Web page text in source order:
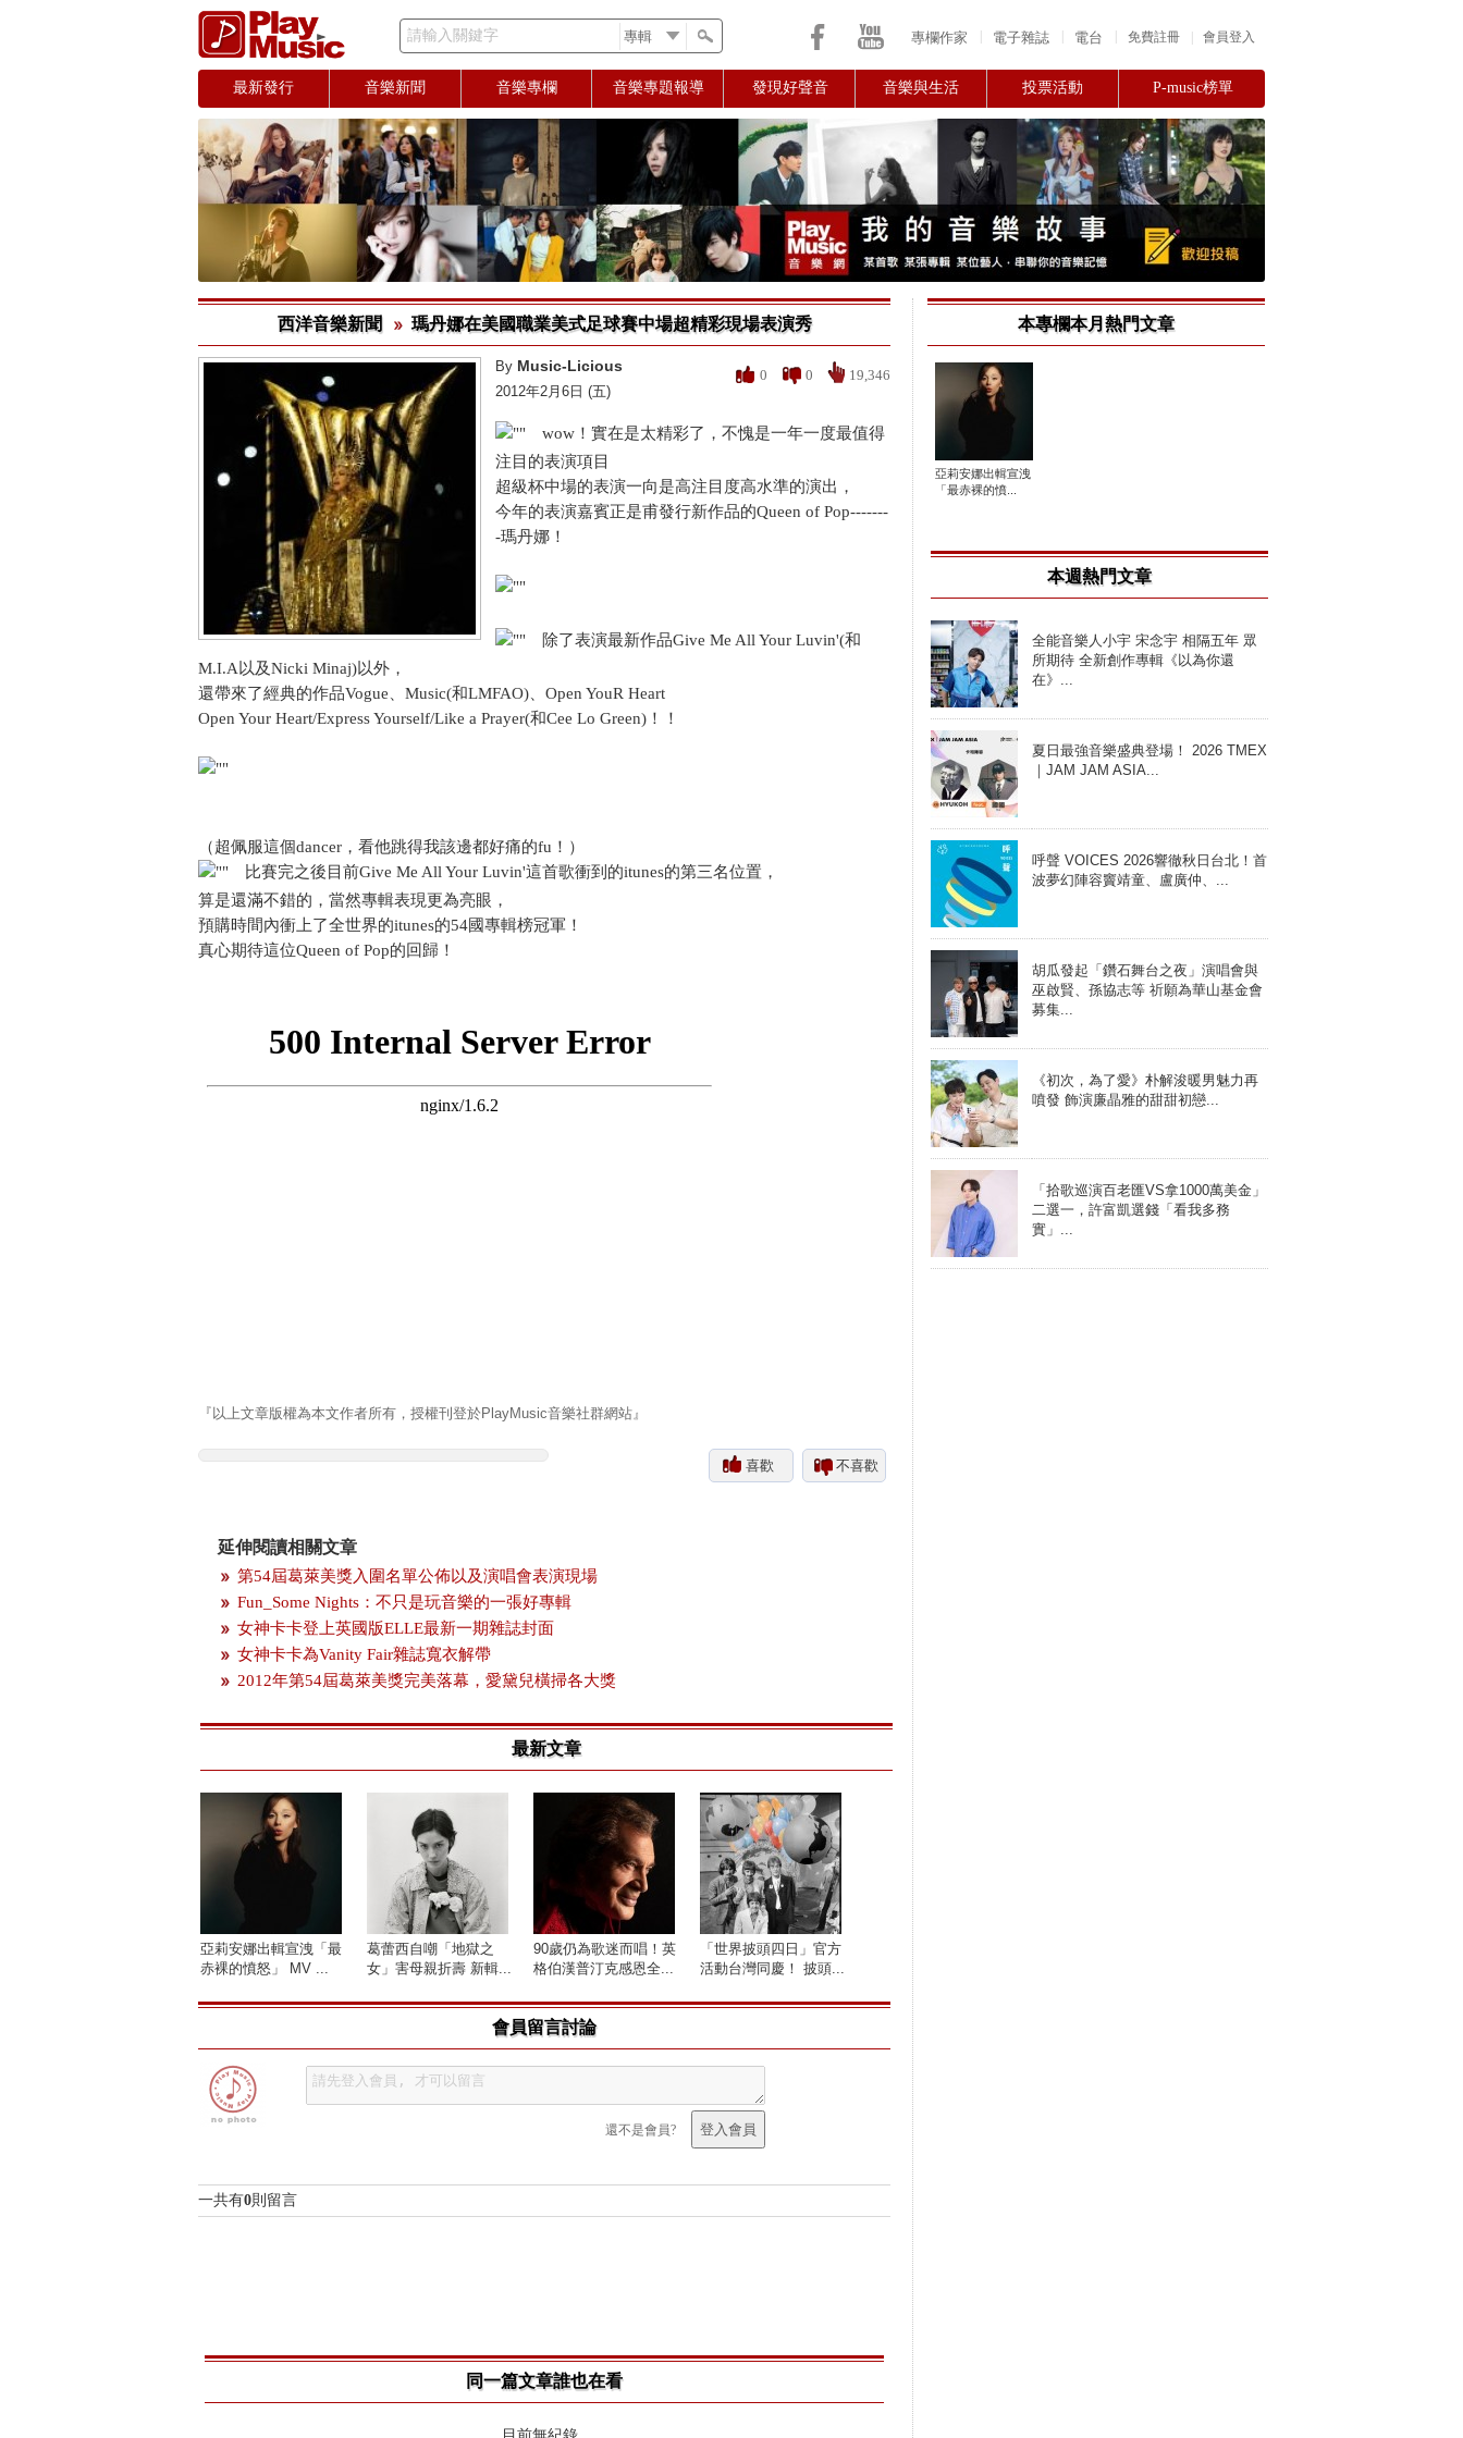
請輸入關鍵字 會員登入
免費註冊
專欄作家 電子雜誌 電台
最新發行 音樂新聞 音樂專欄 音樂專題報導 發現好聲音 音樂與生活 投票活動 P-music榜單
西洋音樂新聞 瑪丹娜在美國職業美式足球賽中場超精彩現場表演秀
0 0 19,346
By Music-Licious
2012年2月6日 (五)
wow！實在是太精彩了，不愧是一年一度最值得
注目的表演項目
超級杯中場的表演一向是高注目度高水準的演出，
今年的表演嘉賓正是甫發行新作品的Queen of Pop-------
-瑪丹娜！
除了表演最新作品Give Me All Your Luvin'(和
M.I.A以及Nicki Minaj)以外，
還帶來了經典的作品Vogue、Music(和LMFAO)、Open YouR Heart
Open Your Heart/Express Yourself/Like a Prayer(和Cee Lo Green)！！
（超佩服這個dancer，看他跳得我該邊都好痛的fu！）
比賽完之後目前Give Me All Your Luvin'這首歌衝到的itunes的第三名位置，
算是還滿不錯的，當然專輯表現更為亮眼，
預購時間內衝上了全世界的itunes的54國專輯榜冠軍！
真心期待這位Queen of Pop的回歸！
『以上文章版權為本文作者所有，授權刊登於PlayMusic音樂社群網站』
喜歡 不喜歡
延伸閱讀相關文章
第54屆葛萊美獎入圍名單公佈以及演唱會表演現場
Fun_Some Nights：不只是玩音樂的一張好專輯
女神卡卡登上英國版ELLE最新一期雜誌封面
女神卡卡為Vanity Fair雜誌寬衣解帶
2012年第54屆葛萊美獎完美落幕，愛黛兒橫掃各大獎
最新文章
亞莉安娜出輯宣洩「最
赤裸的憤怒」 MV ...
葛蕾西自嘲「地獄之
女」害母親折壽 新輯...
90歲仍為歌迷而唱！英
格伯漢普汀克感恩全...
「世界披頭四日」官方
活動台灣同慶！ 披頭...
會員留言討論
還不是會員?
一共有0則留言
同一篇文章誰也在看
本專欄本月熱門文章
亞莉安娜出輯宣洩
「最赤裸的憤...
本週熱門文章
全能音樂人小宇 宋念宇 相隔五年 眾
所期待 全新創作專輯《以為你還
在》...
夏日最強音樂盛典登場！ 2026 TMEX
｜JAM JAM ASIA...
呼聲 VOICES 2026響徹秋日台北！首
波夢幻陣容竇靖童、盧廣仲、...
胡瓜發起「鑽石舞台之夜」演唱會與
巫啟賢、孫協志等 祈願為華山基金會
募集...
《初次，為了愛》朴解浚暖男魅力再
噴發 飾演廉晶雅的甜甜初戀...
「拾歌巡演百老匯VS拿1000萬美金」
二選一，許富凱選錢「看我多務
實」...